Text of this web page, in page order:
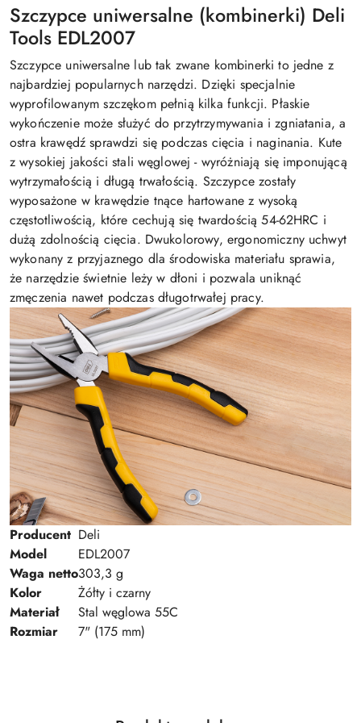
Szczypce uniwersalne (kombinerki) Deli
Tools EDL2007
Szczypce uniwersalne lub tak zwane kombinerki to jedne z
najbardziej popularnych narzędzi. Dzięki specjalnie
wyprofilowanym szczękom pełnią kilka funkcji. Płaskie
wykończenie może służyć do przytrzymywania i zgniatania, a
ostra krawędź sprawdzi się podczas cięcia i naginania. Kute
z wysokiej jakości stali węglowej - wyróżniają się imponującą
wytrzymałością i długą trwałością. Szczypce zostały
wyposażone w krawędzie tnące hartowane z wysoką
częstotliwością, które cechują się twardością 54-62HRC i
dużą zdolnością cięcia. Dwukolorowy, ergonomiczny uchwyt
wykonany z przyjaznego dla środowiska materiału sprawia,
że narzędzie świetnie leży w dłoni i pozwala uniknąć
zmęczenia nawet podczas długotrwałej pracy.
Producent Deli
Model
EDL2007
Waga netto303,3 g
Kolor
Żółty i czarny
Materiał
Stal węglowa 55C
Rozmiar
7" (175 mm)